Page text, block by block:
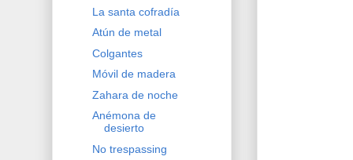
La santa cofradía
Atún de metal
Colgantes
Móvil de madera
Zahara de noche
Anémona de
desierto
No trespassing